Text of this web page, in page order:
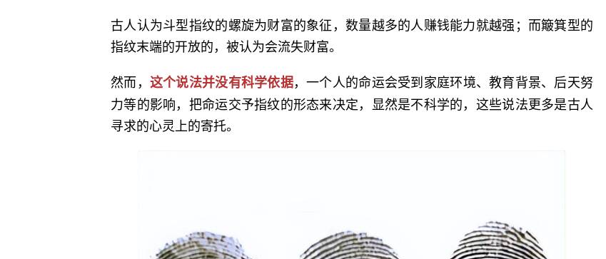
古人认为斗型指纹的螺旋为财富的象征，数量越多的人赚钱能力就越强；而簸箕型的
指纹末端的开放的，被认为会流失财富。
然而， 这个说法并没有科学依据，一个人的命运会受到家庭环境、教育背景、后天努
力等的影响，把命运交予指纹的形态来决定，显然是不科学的，这些说法更多是古人
寻求的心灵上的寄托。